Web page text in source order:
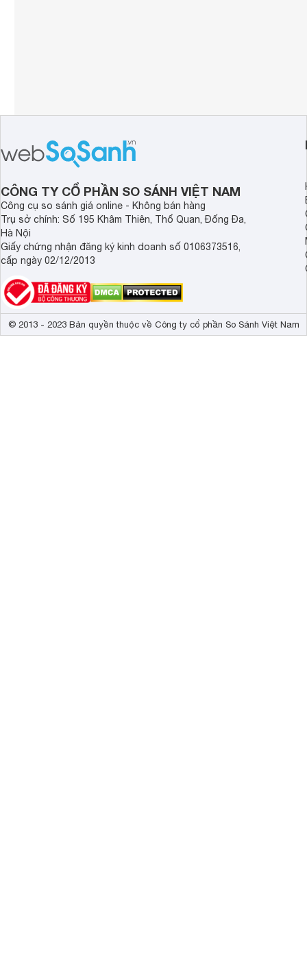
CÔNG TY CỔ PHẦN SO SÁNH VIỆT NAM
Công cụ so sánh giá online - Không bán hàng
Trụ sở chính: Số 195 Khâm Thiên, Thổ Quan, Đống Đa,
Hà Nội
Giấy chứng nhận đăng ký kinh doanh số 0106373516,
cấp ngày 02/12/2013
© 2013 - 2023 Bản quyền thuộc về Công ty cổ phần So Sánh Việt Nam